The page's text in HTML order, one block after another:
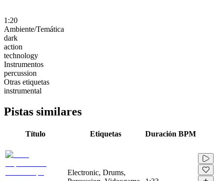
1:20
Ambiente/Temática
dark
action
technology
Instrumentos
percussion
Otras etiquetas
instrumental
Pistas similares
Título Etiquetas Duración BPM
Electronic, Drums,